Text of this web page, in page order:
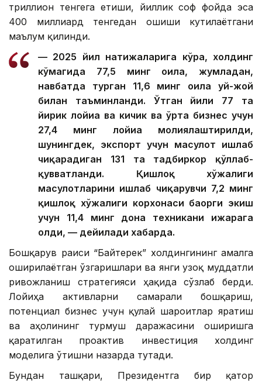
триллион тенгега етиши, йиллик соф фойда эса
400 миллиард тенгедан ошиши кутилаётгани
маълум қилинди.
— 2025 йил натижаларига кўра, холдинг
кўмагида 77,5 минг оила, жумладан,
навбатда турган 11,6 минг оила уй-жой
билан таъминланди. Ўтган йили 77 та
йирик лойиҳа ва кичик ва ўрта бизнес учун
27,4 минг лойиҳа молиялаштирилди,
шунингдек, экспорт учун маҳсулот ишлаб
чиқарадиган 131 та тадбиркор қўллаб-
қувватланди. Қишлоқ хўжалиги
маҳсулотларини ишлаб чиқарувчи 7,2 минг
қишлоқ хўжалиги корхонаси баҳорги экиш
учун 11,4 минг дона техникани ижарага
олди, — дейилади хабарда.
Бошқарув раиси “Байтерек” холдингининг амалга
оширилаётган ўзгаришлари ва янги узоқ муддатли
ривожланиш стратегияси ҳақида сўзлаб берди.
Лойиҳа активларни самарали бошқариш,
потенциал бизнес учун қулай шароитлар яратиш
ва аҳолининг турмуш даражасини оширишга
қаратилган проактив инвестиция холдинг
моделига ўтишни назарда тутади.
Бундан ташқари, Президентга бир қатор